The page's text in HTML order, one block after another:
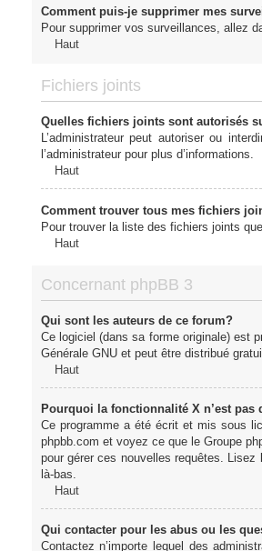
Comment puis-je supprimer mes
Pour supprimer vos surveillances, allez
Haut
Fichiers joints
Quelles fichiers joints sont autorisés
L’administrateur peut autoriser ou
l’administrateur pour plus d’informations.
Haut
Comment trouver tous mes fichiers
Pour trouver la liste des fichiers joints
Haut
Concernant phpBB 3
Qui sont les auteurs de ce forum?
Ce logiciel (dans sa forme originale) est
Générale GNU et peut être distribué
Haut
Pourquoi la fonctionnalité X n’est pas
Ce programme a été écrit et mis sous
phpbb.com et voyez ce que le Groupe
pour gérer ces nouvelles requêtes.
là-bas.
Haut
Qui contacter pour les abus ou les
Contactez n’importe lequel des